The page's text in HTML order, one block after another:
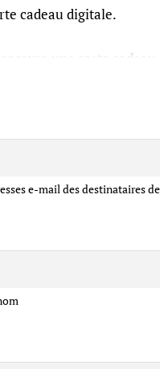
cadeau digitale.
une carte
directement sur notre
e-mail des destinataires